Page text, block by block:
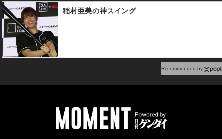
稲村亜美の神スイング
Recommended by